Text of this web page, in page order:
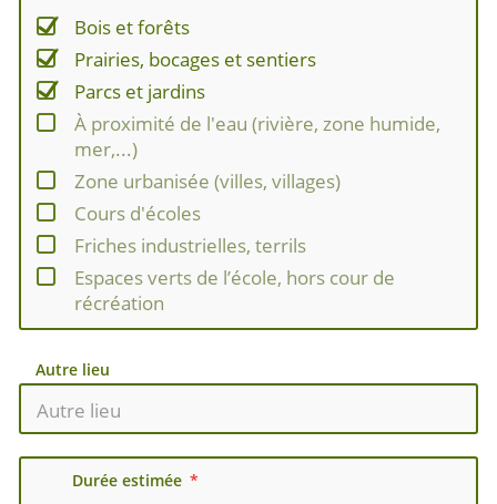
Bois et forêts
Prairies, bocages et sentiers
Parcs et jardins
À proximité de l'eau (rivière, zone humide,
mer,...)
Zone urbanisée (villes, villages)
Cours d'écoles
Friches industrielles, terrils
Espaces verts de l’école, hors cour de
récréation
Autre lieu
Durée estimée